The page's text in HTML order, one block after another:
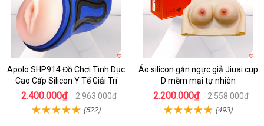
Apolo SHP914 Đồ Chơi Tình Dục
Cao Cấp Silicon Y Tế Giải Trí
2.400.000₫ 2.963.000₫
(522)
Áo silicon gắn ngực giả Jiuai cup
D mềm mại tự nhiên
2.200.000₫ 2.558.000₫
(493)